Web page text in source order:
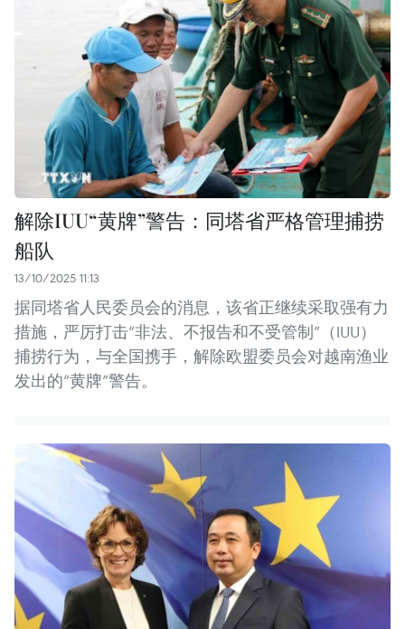
解除IUU“黄牌”警告：同塔省严格管理捕捞
船队
13/10/2025 11:13
据同塔省人民委员会的消息，该省正继续采取强有力
措施，严厉打击“非法、不报告和不受管制”（IUU）
捕捞行为，与全国携手，解除欧盟委员会对越南渔业
发出的“黄牌”警告。